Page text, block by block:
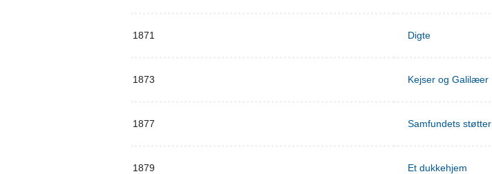
1871 Digte
1873 Kejser og Galilæer
1877 Samfundets støtter
1879 Et dukkehjem